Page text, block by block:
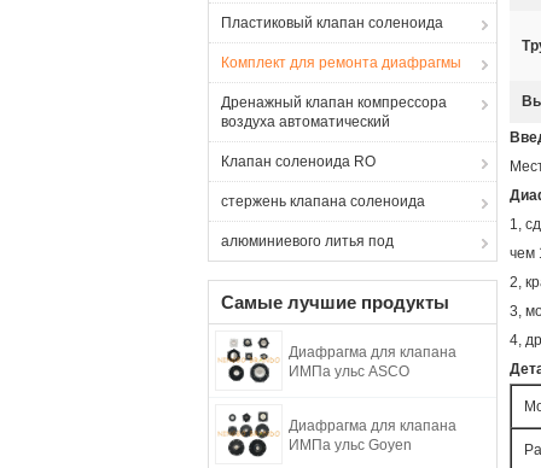
Пластиковый клапан соленоида
Комплект для ремонта диафрагмы
Дренажный клапан компрессора
воздуха автоматический
Клапан соленоида RO
стержень клапана соленоида
алюминиевого литья под
Самые лучшие продукты
Диафрагма для клапана
ИМПа ульс ASCO
Диафрагма для клапана
ИМПа ульс Goyen
1,
чем
2,
3,
4,